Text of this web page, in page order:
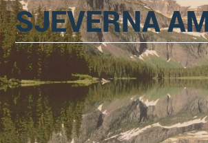
SJEVERNA